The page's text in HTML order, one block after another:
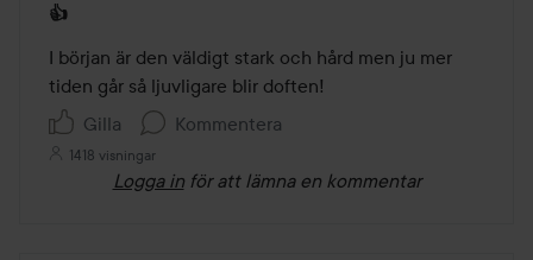
4
av
5
👍
I början är den väldigt stark och hård men ju mer
tiden går så ljuvligare blir doften!
Gilla
Kommentera
1418 visningar
Logga in för att lämna en kommentar